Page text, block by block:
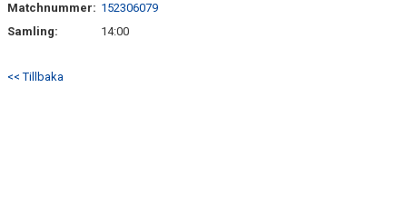
Matchnummer: 152306079
Samling:
14:00
<< Tillbaka